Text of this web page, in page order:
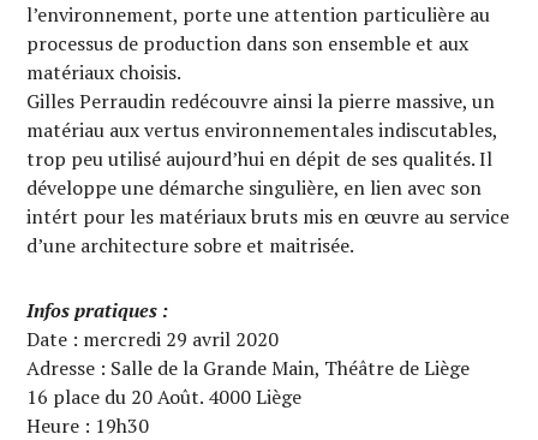
l’environnement, porte une attention particulière au
processus de production dans son ensemble et aux
matériaux choisis.
Gilles Perraudin redécouvre ainsi la pierre massive, un
matériau aux vertus environnementales indiscutables,
trop peu utilisé aujourd’hui en dépit de ses qualités. Il
développe une démarche singulière, en lien avec son
intért pour les matériaux bruts mis en œuvre au service
d’une architecture sobre et maitrisée.
Infos pratiques :
Date : mercredi 29 avril 2020
Adresse : Salle de la Grande Main, Théâtre de Liège
16 place du 20 Août. 4000 Liège
Heure : 19h30